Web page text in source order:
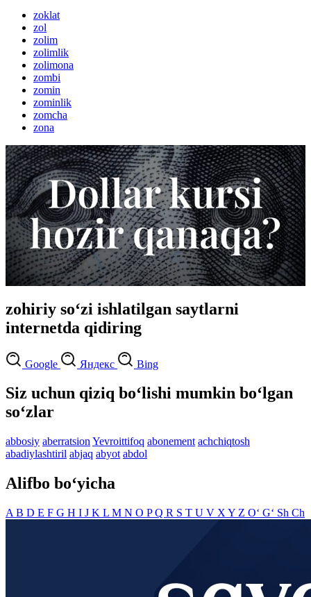
zoklat
zol
zolim
zolimlik
zolimona
zombi
zomin
zominlik
zomcha
zona
zohiriy so‘zi ishlatilgan saytlarni
internetda qidiring
Google Яндекс Bing
Siz uchun qiziq bo‘lishi mumkin bo‘lgan
so‘zlar
abbosiy aberratsion Yevroittifoq abonement achchiqtosh
abadiylashtiril abjaq abyot abdol
Alifbo bo‘yicha
A B D E F G H I J K L M N O PQ R S T U V X Y Z O‘ G‘ Sh Ch